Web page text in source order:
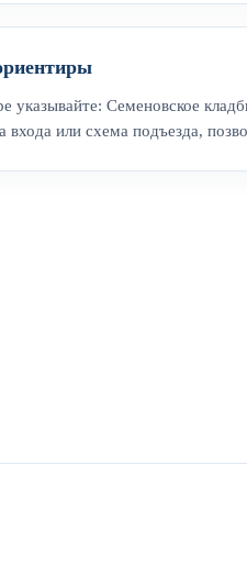
указывайте: Семеновское
входа или схема подъезда,